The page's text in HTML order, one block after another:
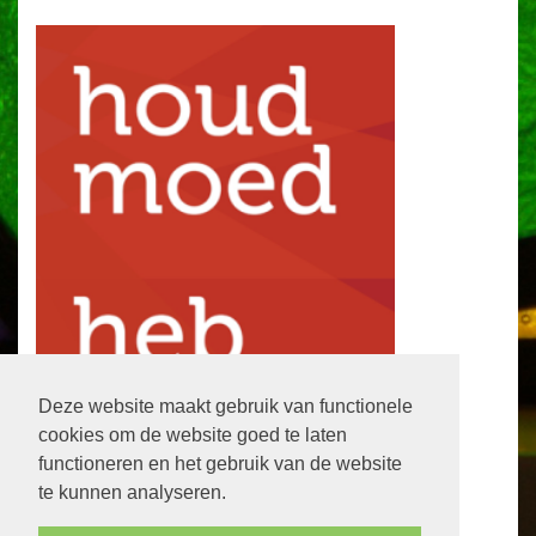
Deze website maakt gebruik van functionele
cookies om de website goed te laten
functioneren en het gebruik van de website
te kunnen analyseren.